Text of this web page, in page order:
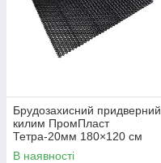
Брудозахисний придверний
килим ПромПласт
Тетра-20мм 180×120 см
чорний
В наявності